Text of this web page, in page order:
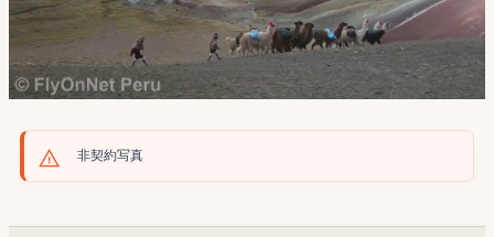
非契約写真